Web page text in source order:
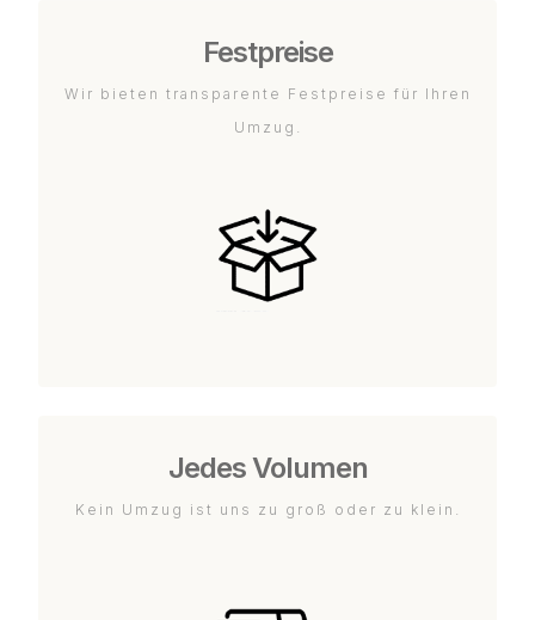
Festpreise
Wir bieten transparente Festpreise für Ihren
Umzug.
Jedes Volumen
Kein Umzug ist uns zu groß oder zu klein.